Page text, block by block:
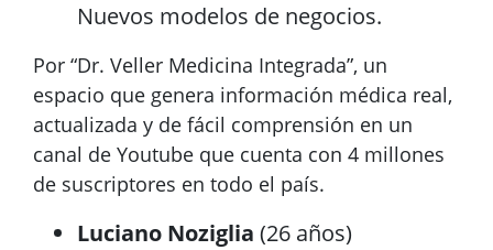
Nuevos modelos de negocios.
Por “Dr. Veller Medicina Integrada”, un
espacio que genera información médica real,
actualizada y de fácil comprensión en un
canal de Youtube que cuenta con 4 millones
de suscriptores en todo el país.
Luciano Noziglia (26 años)